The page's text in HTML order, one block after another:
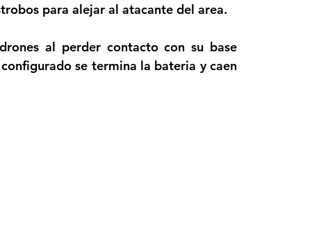
para alejar al atacante del area.
al perder contacto con su base
se termina la bateria y caen